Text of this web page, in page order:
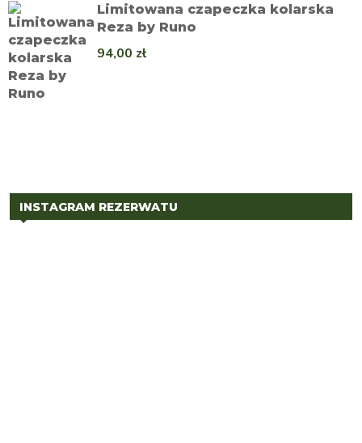
Limitowana czapeczka kolarska
Reza by Runo
94,00 zł
INSTAGRAM REZERWATU